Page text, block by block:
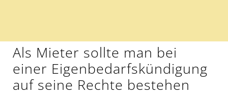
Als Mieter sollte man bei
einer Eigenbedarfskündigung
auf seine Rechte bestehen